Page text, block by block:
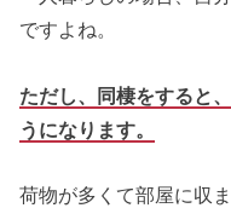
ですよね。
ただし、同棲をすると
うになります。
荷物が多くて部屋に収